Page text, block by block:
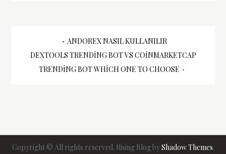
Yazı
gezinmesi
ANDOREX NASIL KULLANILIR
DEXTOOLS TRENDING BOT VS COINMARKETCAP
TRENDING BOT WHICH ONE TO CHOOSE
Copyright © All rights reserved. Rising Blog byShadow Themes.